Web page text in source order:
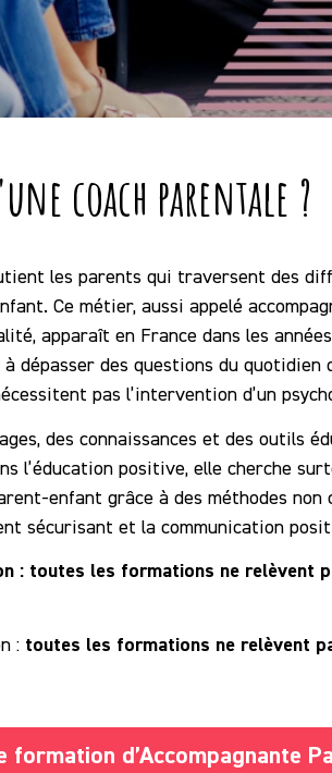
coach parentale ?
les parents qui traversent des
Ce métier, aussi appelé
apparaît en France dans les
dépasser des questions du quotidien
pas l’intervention d’un
des connaissances et des outils
l’éducation positive, elle cherche
enfant grâce à des méthodes non
sécurisant et la communication
: toutes les formations ne relèvent
: toutes les formations ne relèvent
formation d’Accompagnante